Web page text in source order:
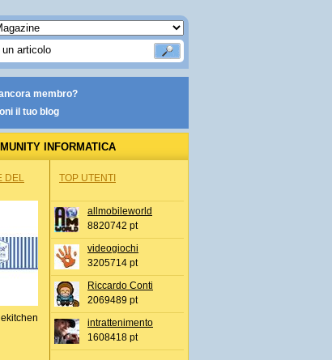
membro?
il tuo blog
INFORMATICA
DEL
TOP UTENTI
allmobileworld
8820742 pt
videogiochi
3205714 pt
Riccardo Conti
2069489 pt
intrattenimento
1608418 pt